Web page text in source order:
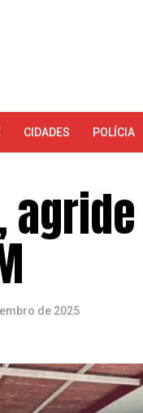
CIDADES POLÍCIA
de 2025